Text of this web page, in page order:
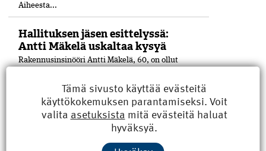
Aiheesta...
Hallituksen jäsen esittelyssä:
Antti Mäkelä uskaltaa kysyä
Rakennusinsinööri Antti Mäkelä, 60, on ollut
johtokunnan puheenjohtaja.
Hallituspaikkoja eri yhdistyksissä on
kertynyt yli kymmenen. Kaupunginkin
luottamustoimetkin ovat tulleet tutuiksi.
Tämä sivusto käyttää evästeitä
käyttökokemuksen parantamiseksi. Voit
valita asetuksista mitä evästeitä haluat
hyväksyä.